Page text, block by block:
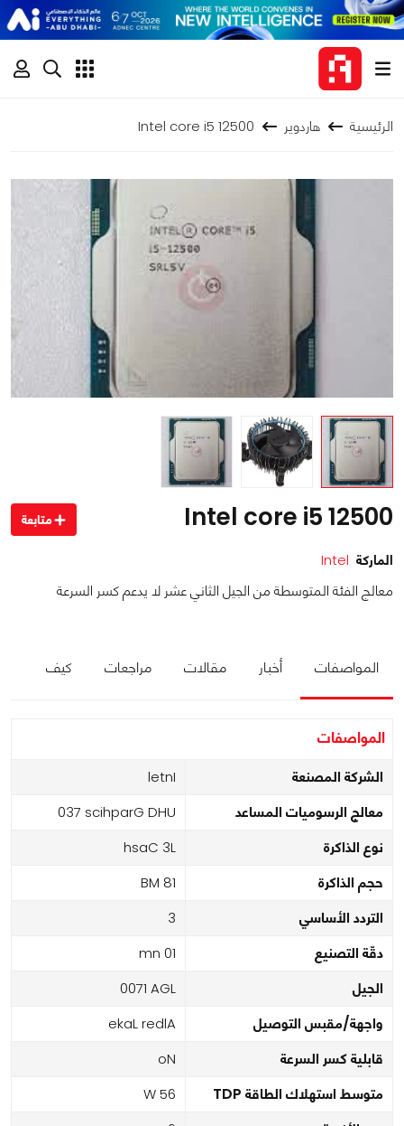
الرئيسية هاردوير Intel core i5 12500
Intel core i5 12500 متابعة
الماركة Intel
معالج الفئة المتوسطة من الجيل الثاني عشر لا يدعم كسر السرعة
المواصفات أخبار مقالات مراجعات كيف
المواصفات
الشركة المصنعة Intel
معالج الرسوميات المساعد UHD Graphics 730
نوع الذاكرة L3 Cash
حجم الذاكرة 18 MB
التردد الأساسي 3
دقّة التصنيع 10 nm
الجيل LGA 1700
واجهة/مقبس التوصيل Alder Lake
قابلية كسر السرعة No
متوسط استهلاك الطاقة TDP 65 W